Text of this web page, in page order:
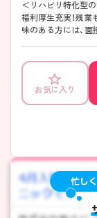
＜リハビリ特化型
福利厚生充実！残
味のある方には、
お気に入り